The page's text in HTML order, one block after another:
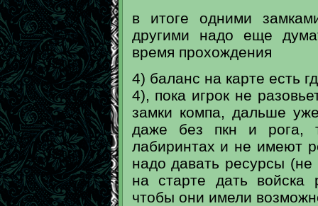
в итоге одними
другими надо еще
время прохождения
4) баланс на карте есть
4), пока игрок не
замки компа, дальше
даже без пкн и рога,
лабиринтах и не имеют
надо давать ресурсы
на старте дать войска
чтобы они имели